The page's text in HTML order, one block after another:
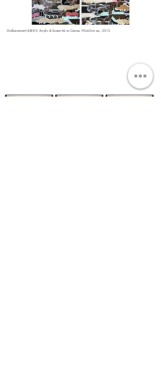
Disillusionment I,II,III,IV,V, Acrylic & Screen Ink on Canvas, 90x65cm ea., 2012